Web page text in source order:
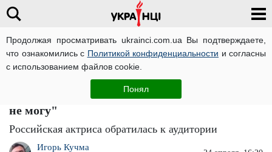
Продолжая просматривать ukrainci.com.ua Вы подтверждаете,
что ознакомились с Политикой конфиденциальности и согласны
с использованием файлов cookie.
Понял
Заплаканная Кристина Асмус после раздела
имущества раскрыла свою душу: "Терпеть
не могу"
Российская актриса обратилась к аудитории
Игорь Кучма